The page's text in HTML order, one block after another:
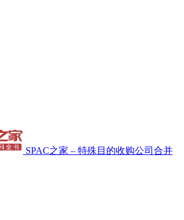
SPAC之家 – 特殊目的收购公司合并